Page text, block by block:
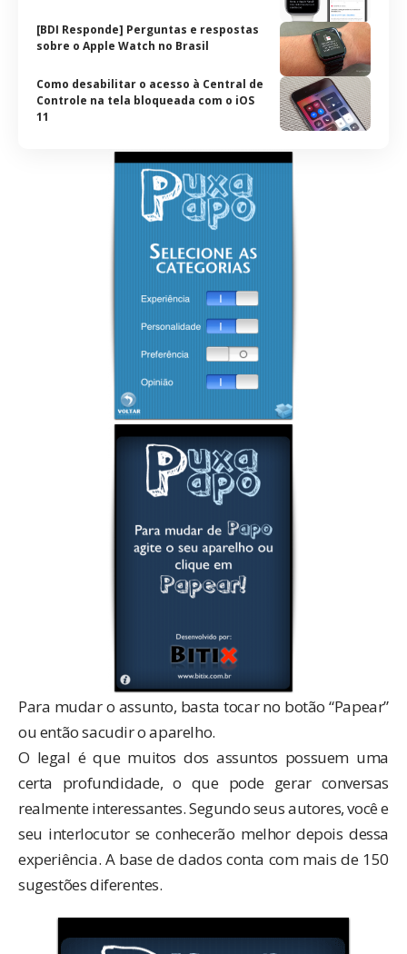
[BDI Responde] Perguntas e respostas
sobre o Apple Watch no Brasil
Como desabilitar o acesso à Central de
Controle na tela bloqueada com o iOS
11
Para mudar o assunto, basta tocar no botão “Papear”
ou então sacudir o aparelho.
O legal é que muitos dos assuntos possuem uma
certa profundidade, o que pode gerar conversas
realmente interessantes. Segundo seus autores, você e
seu interlocutor se conhecerão melhor depois dessa
experiência. A base de dados conta com mais de 150
sugestões diferentes.